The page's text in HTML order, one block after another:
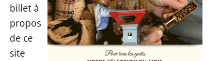
billet à
propos
de ce
site